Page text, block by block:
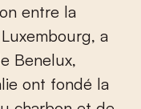
entre la
a
Benelux,
ont fondé la